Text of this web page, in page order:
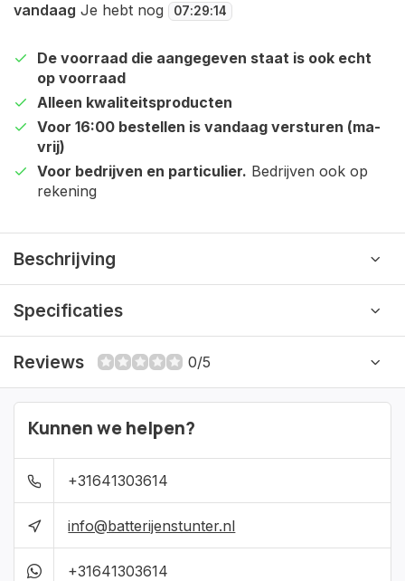
vandaag Je hebt nog 07:29:13
De voorraad die aangegeven staat is ook echt
op voorraad
Alleen kwaliteitsproducten
Voor 16:00 bestellen is vandaag versturen (ma-
vrij)
Voor bedrijven en particulier. Bedrijven ook op
rekening
Beschrijving
Specificaties
Reviews 0/5
Kunnen we helpen?
+31641303614
info@batterijenstunter.nl
+31641303614